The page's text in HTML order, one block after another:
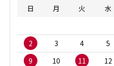
日
月 火 水
2
3 4 5
9
10 11 12